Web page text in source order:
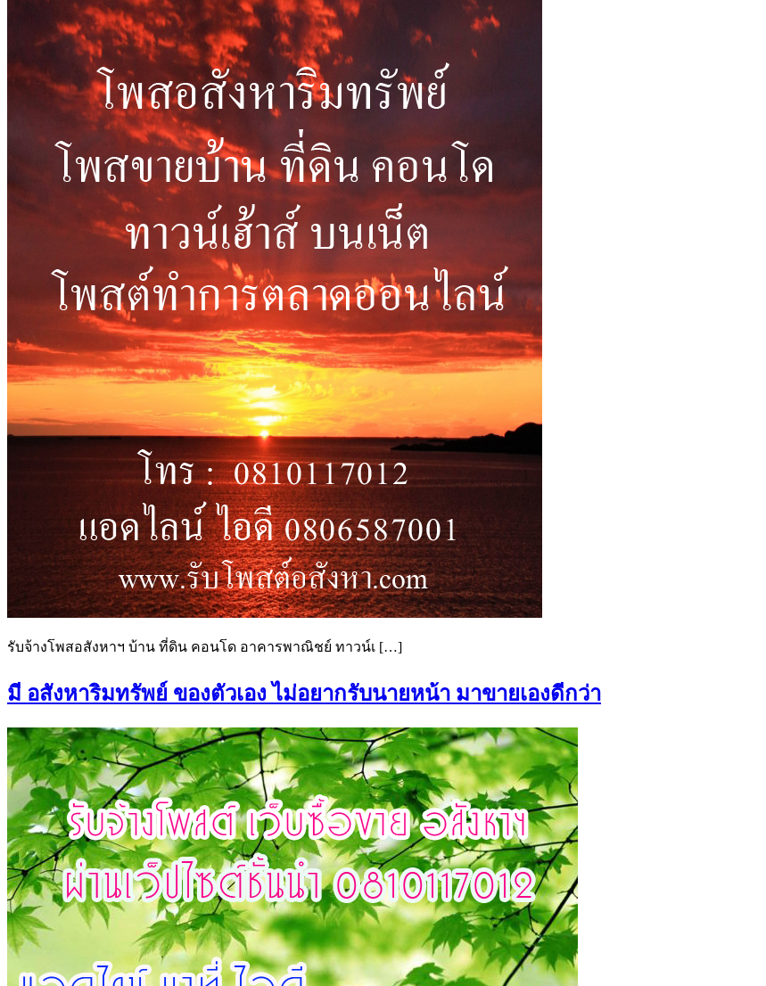
รับจ้างโพสอสังหาฯ บ้าน ที่ดิน คอนโด อาคารพาณิชย์ ทาวน์เ […]
มี อสังหาริมทรัพย์ ของตัวเอง ไม่อยากรับนายหน้า มาขายเองดีกว่า